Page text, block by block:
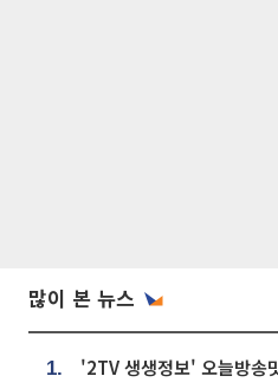
많이 본 뉴스
1.